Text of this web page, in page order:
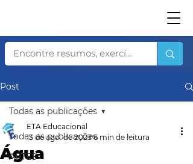
Post
Todas as publicações
ARTES
Todas as publicações
Água
ETA Educacional
13 de ago. de 2023 6 min de leitura